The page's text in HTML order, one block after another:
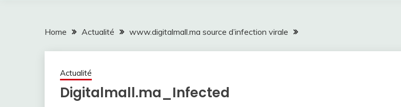
Home Actualité www.digitalmall.ma source d’infection virale
Actualité
Digitalmall.ma_Infected